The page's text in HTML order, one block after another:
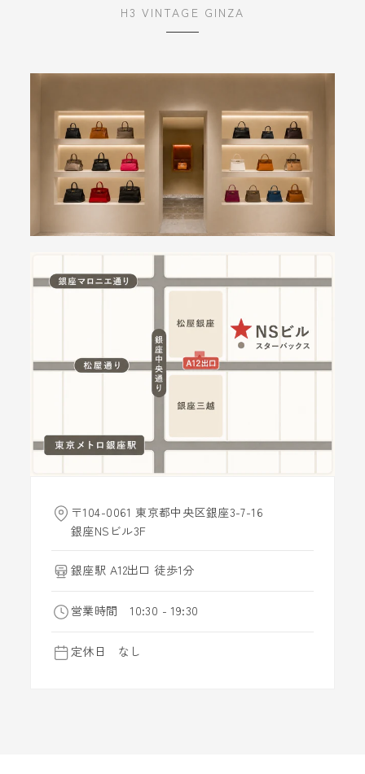
H3 VINTAGE GINZA
〒104-0061 東京都中央区銀座3-7-16
銀座NSビル3F
銀座駅 A12出口 徒歩1分
営業時間 10:30 - 19:30
定休日 なし